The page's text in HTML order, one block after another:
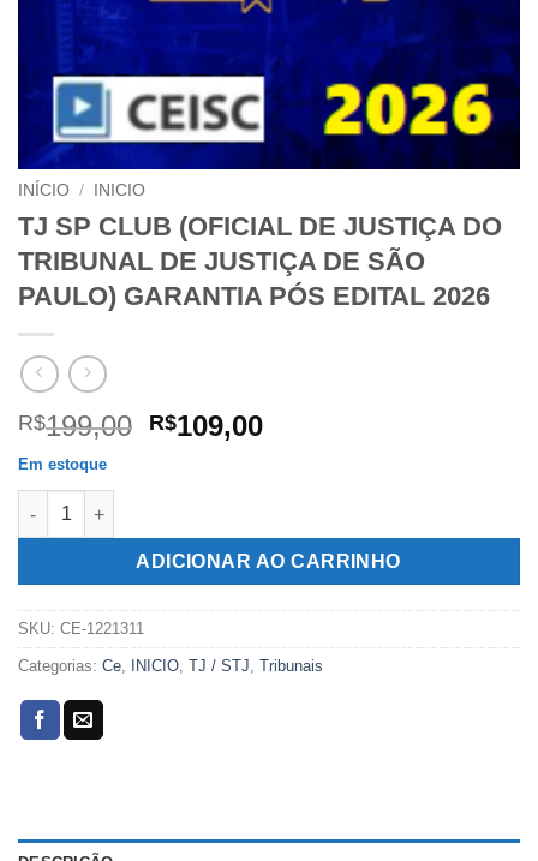
INÍCIO / INICIO
TJ SP CLUB (OFICIAL DE JUSTIÇA DO
TRIBUNAL DE JUSTIÇA DE SÃO
PAULO) GARANTIA PÓS EDITAL 2026
R$199,00 O
R$199,00.
R$109,00O
R$109,00.
Em estoque
TJ SP CLUB (OFICIAL DE JUSTIÇA DO TRIBUNAL DE
ADICIONAR AO CARRINHO
SKU: CE-1221311
Categorias: Ce, INICIO, TJ / STJ, Tribunais